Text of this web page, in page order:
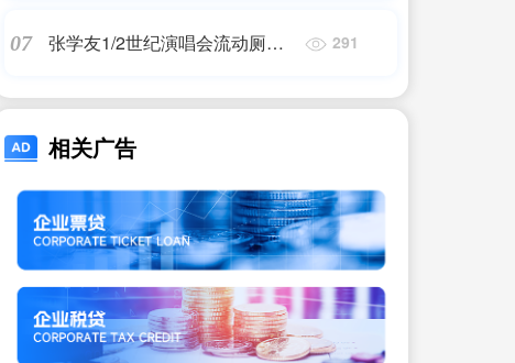
07
张学友1/2世纪演唱会流动厕所
291
相关广告